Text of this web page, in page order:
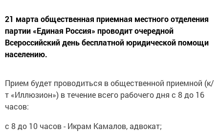
21 марта общественная приемная местного отделения
партии «Единая Россия» проводит очередной
Всероссийский день бесплатной юридической помощи
населению.
Прием будет проводиться в общественной приемной (к/
т «Иллюзион») в течение всего рабочего дня с 8 до 16
часов:
с 8 до 10 часов - Икрам Камалов, адвокат;